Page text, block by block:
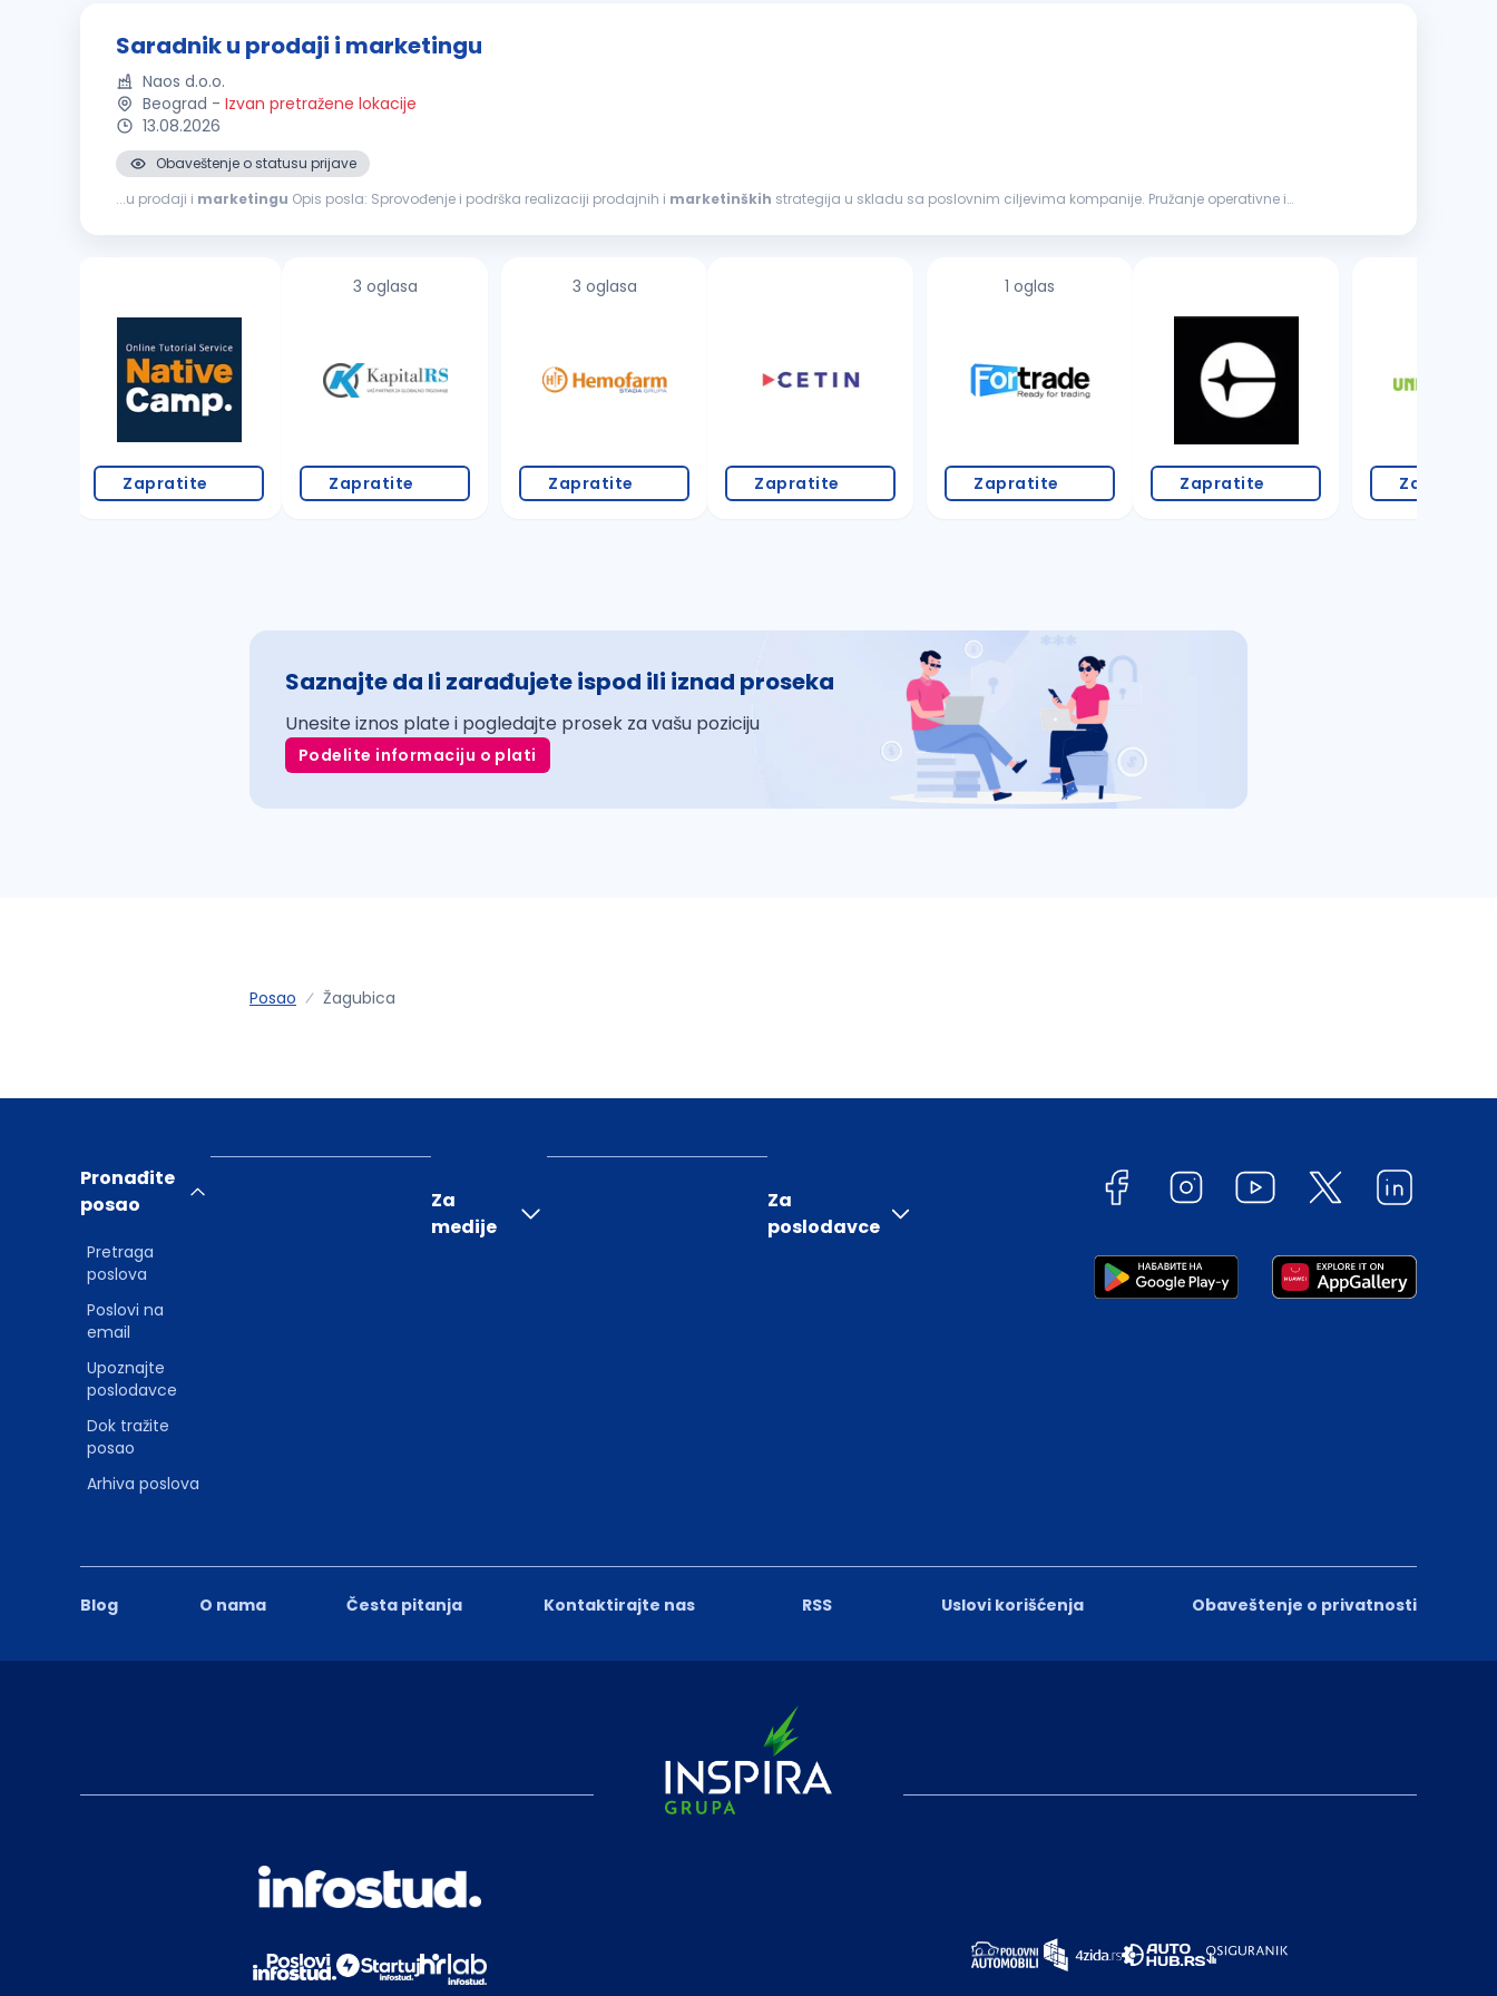
Saradnik u prodaji i marketingu
Naos d.o.o.
Beograd - Izvan pretražene lokacije
13.08.2026
Obaveštenje o statusu prijave
...u prodaji i marketingu Opis posla: Sprovođenje i podrška realizaciji prodajnih i marketinških strategija u skladu sa poslovnim ciljevima kompanije. Pružanje operativne i
Zapratite
3 oglasa
Zapratite
3 oglasa
Zapratite Zapratite
1 oglas
Zapratite Zapratite Zapratite
Saznajte da li zarađujete ispod ili iznad proseka
Unesite iznos plate i pogledajte prosek za vašu poziciju
Podelite informaciju o plati
Posao Žagubica
Blog O nama Česta pitanja Kontaktirajte nas RSS Uslovi korišćenja Obaveštenje o privatnosti
Pronađite
posao
Pretraga
poslova
Poslovi na
email
Upoznajte
poslodavce
Dok tražite
posao
Arhiva poslova
Za
medije
Za
poslodavce